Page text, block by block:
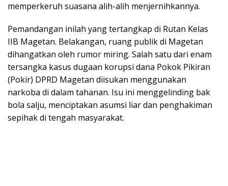
memperkeruh suasana alih-alih menjernihkannya.
Pemandangan inilah yang tertangkap di Rutan Kelas
IIB Magetan. Belakangan, ruang publik di Magetan
dihangatkan oleh rumor miring. Salah satu dari enam
tersangka kasus dugaan korupsi dana Pokok Pikiran
(Pokir) DPRD Magetan diisukan menggunakan
narkoba di dalam tahanan. Isu ini menggelinding bak
bola salju, menciptakan asumsi liar dan penghakiman
sepihak di tengah masyarakat.